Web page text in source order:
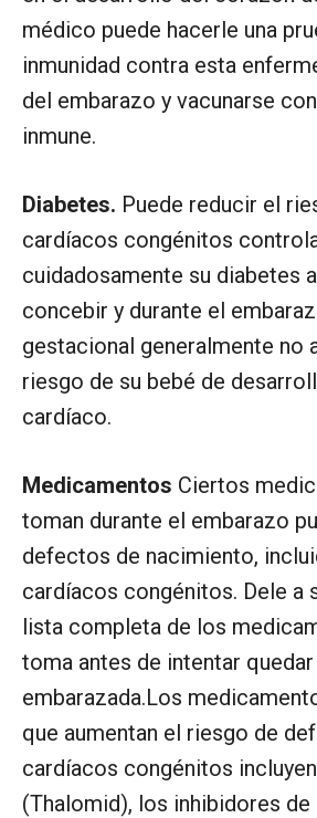
médico puede hacerle una
inmunidad contra esta
del embarazo y vacunarse
inmune.
Diabetes. Puede reducir el
cardíacos congénitos
cuidadosamente su diabetes
concebir y durante el
gestacional generalmente no
riesgo de su bebé de
cardíaco.
Medicamentos Ciertos
toman durante el embarazo
defectos de nacimiento,
cardíacos congénitos. Dele a
lista completa de los
toma antes de intentar quedar
embarazada.Los
que aumentan el riesgo de
cardíacos congénitos
(Thalomid), los inhibidores de